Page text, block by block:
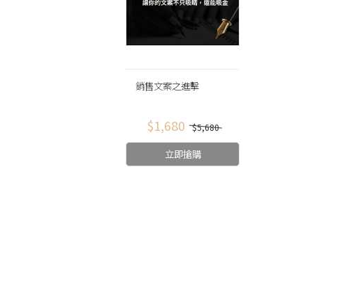
銷售文案之進擊
$1,680 $5,680
立即搶購